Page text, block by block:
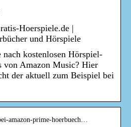
Hoerspiele.de |
und Hörspiele
kostenlosen Hörspiel-
von Amazon Music? Hier
der aktuell zum Beispiel bei
amazon-prime-hoerbuech…